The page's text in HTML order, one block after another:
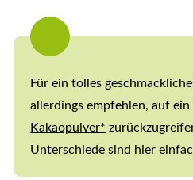
Für ein tolles
allerdings empfehlen, auf
Kakaopulver*
Unterschiede sind hier